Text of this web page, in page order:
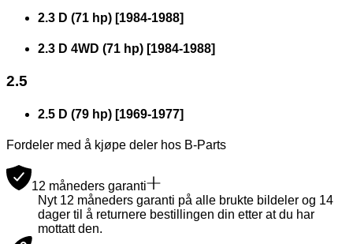
2.3 D (71 hp) [1984-1988]
2.3 D 4WD (71 hp) [1984-1988]
2.5
2.5 D (79 hp) [1969-1977]
Fordeler med å kjøpe deler hos B-Parts
12 måneders garanti
Nyt 12 måneders garanti på alle brukte bildeler og 14
dager til å returnere bestillingen din etter at du har
mottatt den.